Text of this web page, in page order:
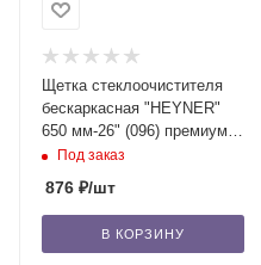
Щетка стеклоочистителя
бескаркасная "HEYNER"
650 мм-26" (096) премиум,
с доп. резинкой, 1 шт. /50
Под заказ
876 ₽/шт
В КОРЗИНУ